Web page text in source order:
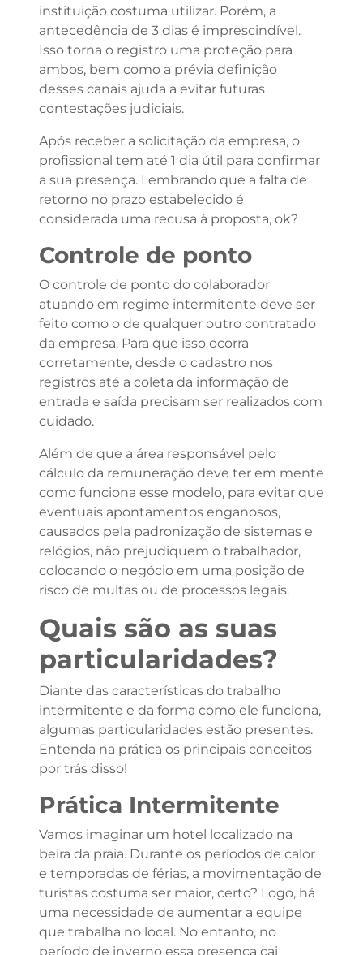
instituição costuma utilizar. Porém, a
antecedência de 3 dias é imprescindível.
Isso torna o registro uma proteção para
ambos, bem como a prévia definição
desses canais ajuda a evitar futuras
contestações judiciais.
Após receber a solicitação da empresa, o
profissional tem até 1 dia útil para confirmar
a sua presença. Lembrando que a falta de
retorno no prazo estabelecido é
considerada uma recusa à proposta, ok?
Controle de ponto
O controle de ponto do colaborador
atuando em regime intermitente deve ser
feito como o de qualquer outro contratado
da empresa. Para que isso ocorra
corretamente, desde o cadastro nos
registros até a coleta da informação de
entrada e saída precisam ser realizados com
cuidado.
Além de que a área responsável pelo
cálculo da remuneração deve ter em mente
como funciona esse modelo, para evitar que
eventuais apontamentos enganosos,
causados pela padronização de sistemas e
relógios, não prejudiquem o trabalhador,
colocando o negócio em uma posição de
risco de multas ou de processos legais.
Quais são as suas
particularidades?
Diante das características do trabalho
intermitente e da forma como ele funciona,
algumas particularidades estão presentes.
Entenda na prática os principais conceitos
por trás disso!
Prática Intermitente
Vamos imaginar um hotel localizado na
beira da praia. Durante os períodos de calor
e temporadas de férias, a movimentação de
turistas costuma ser maior, certo? Logo, há
uma necessidade de aumentar a equipe
que trabalha no local. No entanto, no
período de inverno essa presença cai